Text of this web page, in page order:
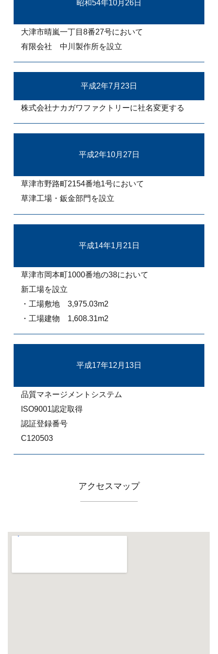
昭和54年10月26日
大津市晴嵐一丁目8番27号において
有限会社 中川製作所を設立
平成2年7月23日
株式会社ナカガワファクトリーに社名変更する
平成2年10月27日
草津市野路町2154番地1号において
草津工場・鈑金部門を設立
平成14年1月21日
草津市岡本町1000番地の38において
新工場を設立
・工場敷地 3,975.03m2
・工場建物 1,608.31m2
平成17年12月13日
品質マネージメントシステム
ISO9001認定取得
認証登録番号
C120503
アクセスマップ